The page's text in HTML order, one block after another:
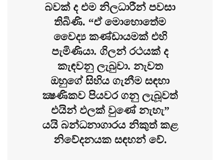
බවක් ද එම නිලධාරීන් පවසා
තිබිණි. “ඒ මොහොතේම
වෛද්‍ය කණ්ඩායමක් එහි
පැමිණියා. ගිලන් රථයක් ද
කැඳවනු ලැබුවා. නැවත
ඔහුගේ සිහිය ගැනීම සඳහා
ක්‍ෂණිකව පියවර ගනු ලැබූවත්
එයින් ඵලක් වුණේ නැහැ”
යයි බන්ධනාගාරය නිකුත් කළ
නිවේදනයක සඳහන් වේ.